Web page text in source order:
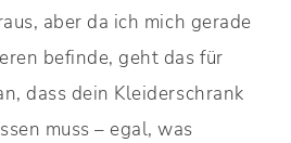
aber da ich mich gerade
befinde, geht das für
dass dein Kleiderschrank
muss – egal, was